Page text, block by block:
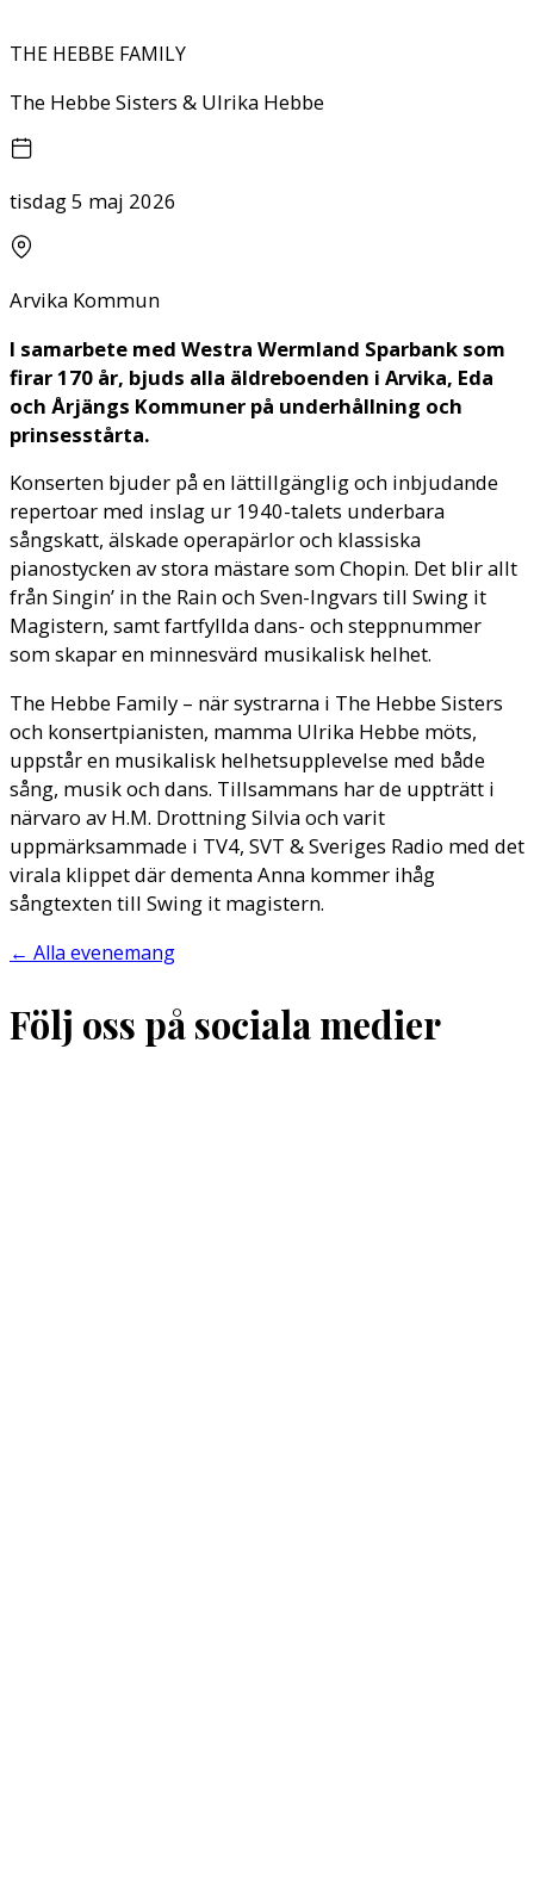
THE HEBBE FAMILY
The Hebbe Sisters & Ulrika Hebbe
tisdag 5 maj 2026
Arvika Kommun
I samarbete med Westra Wermland Sparbank som
firar 170 år, bjuds alla äldreboenden i Arvika, Eda
och Årjängs Kommuner på underhållning och
prinsesstårta.
Konserten bjuder på en lättillgänglig och inbjudande
repertoar med inslag ur 1940-talets underbara
sångskatt, älskade operapärlor och klassiska
pianostycken av stora mästare som Chopin. Det blir allt
från Singin’ in the Rain och Sven-Ingvars till Swing it
Magistern, samt fartfyllda dans- och steppnummer
som skapar en minnesvärd musikalisk helhet.
The Hebbe Family – när systrarna i The Hebbe Sisters
och konsertpianisten, mamma Ulrika Hebbe möts,
uppstår en musikalisk helhetsupplevelse med både
sång, musik och dans. Tillsammans har de uppträtt i
närvaro av H.M. Drottning Silvia och varit
uppmärksammade i TV4, SVT & Sveriges Radio med det
virala klippet där dementa Anna kommer ihåg
sångtexten till Swing it magistern.
← Alla evenemang
Följ oss på sociala medier